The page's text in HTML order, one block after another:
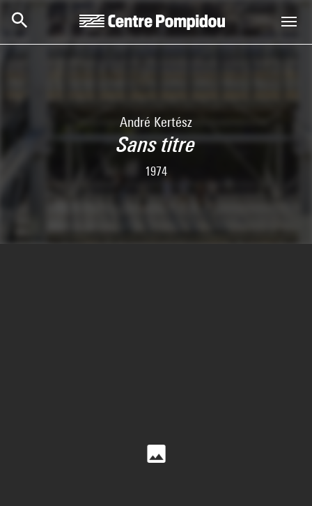
André Kertész
Sans titre
1974